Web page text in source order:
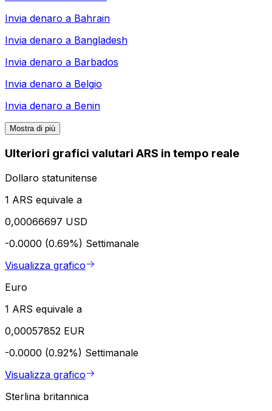
Invia denaro a Bahrain
Invia denaro a Bangladesh
Invia denaro a Barbados
Invia denaro a Belgio
Invia denaro a Benin
Mostra di più
Ulteriori grafici valutari ARS in tempo reale
Dollaro statunitense
1 ARS equivale a
0,00066697 USD
-0.0000 (0.69%) Settimanale
Visualizza grafico
Euro
1 ARS equivale a
0,00057852 EUR
-0.0000 (0.92%) Settimanale
Visualizza grafico
Sterlina britannica